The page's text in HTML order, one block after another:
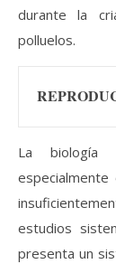
durante la
polluelos.
La biología
especialmente
estudios
presenta un